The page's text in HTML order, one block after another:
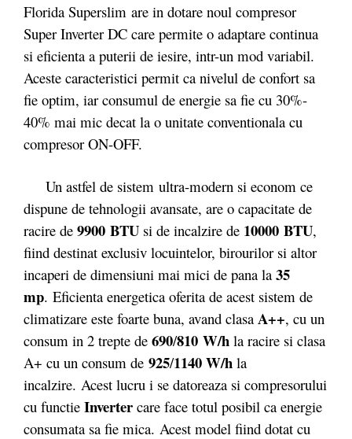
Florida Superslim are in dotare noul compresor
Super Inverter DC care permite o adaptare continua
si eficienta a puterii de iesire, intr-un mod variabil.
Aceste caracteristici permit ca nivelul de confort sa
fie optim, iar consumul de energie sa fie cu 30%-
40% mai mic decat la o unitate conventionala cu
compresor ON-OFF.
Un astfel de sistem ultra-modern si econom ce
dispune de tehnologii avansate, are o capacitate de
racire de 9900 BTU si de incalzire de 10000 BTU,
fiind destinat exclusiv locuintelor, birourilor si altor
incaperi de dimensiuni mai mici de pana la 35
mp. Eficienta energetica oferita de acest sistem de
climatizare este foarte buna, avand clasa A++, cu un
consum in 2 trepte de 690/810 W/h la racire si clasa
A+ cu un consum de 925/1140 W/h la
incalzire. Acest lucru i se datoreaza si compresorului
cu functie Inverter care face totul posibil ca energie
consumata sa fie mica. Acest model fiind dotat cu